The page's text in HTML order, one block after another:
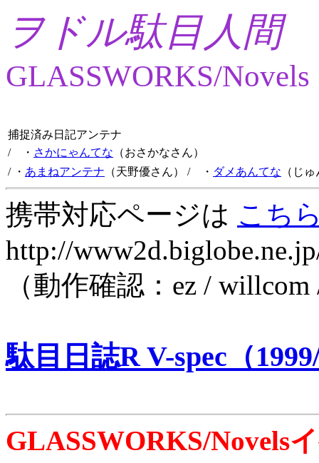
ヲドル駄目人間
GLASSWORKS/Novels
捕捉済み日記アンテナ
/ ・ さかにゃんてな （おさかなさん）
/ ・ あまねアンテナ （天野優さん） / ・ ダメあんてな （じ
携帯対応ページは こち
http://
（動作確認：ez /
駄目日誌R V-spec（
GLASSWORKS/Novels